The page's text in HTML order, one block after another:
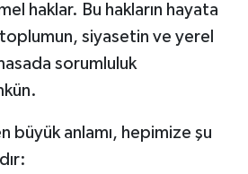
haklar. Bu hakların hayata
siyasetin ve yerel
sorumluluk
büyük anlamı, hepimize şu